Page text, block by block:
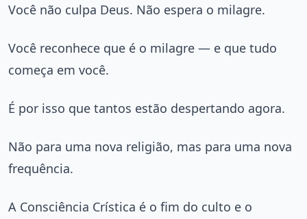
Você não culpa Deus. Não espera o milagre.
Você reconhece que é o milagre — e que tudo
começa em você.
É por isso que tantos estão despertando agora.
Não para uma nova religião, mas para uma nova
frequência.
A Consciência Crística é o fim do culto e o